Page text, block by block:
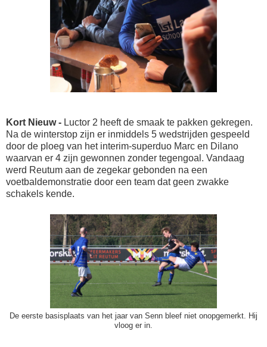
Kort Nieuw - Luctor 2 heeft de smaak te pakken gekregen.
Na de winterstop zijn er inmiddels 5 wedstrijden gespeeld
door de ploeg van het interim-superduo Marc en Dilano
waarvan er 4 zijn gewonnen zonder tegengoal. Vandaag
werd Reutum aan de zegekar gebonden na een
voetbaldemonstratie door een team dat geen zwakke
schakels kende.
De eerste basisplaats van het jaar van Senn bleef niet onopgemerkt. Hij
vloog er in.